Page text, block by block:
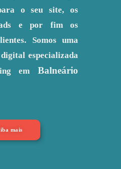
o seu site, os
e por fim os
Somos uma
especializada
em Balneário
mais